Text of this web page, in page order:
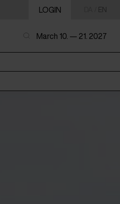
LOGIN EN
March 10. — 21. 2027